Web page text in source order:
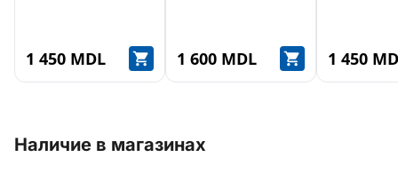
1 450 MDL 1 600 MDL 1 450
Наличие в магазинах